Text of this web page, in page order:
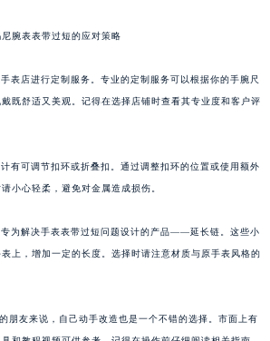
腕表表带过短的应对策略
表店进行定制服务。专业的定制服务可以根据你的手腕尺
既舒适又美观。记得在选择店铺时查看其专业度和客户评
有可调节扣环或折叠扣。通过调整扣环的位置或使用额外
小心轻柔，避免对金属造成损伤。
为解决手表表带过短问题设计的产品——延长链。这些小
上，增加一定的长度。选择时请注意材质与原手表风格的
朋友来说，自己动手改造也是一个不错的选择。市面上有